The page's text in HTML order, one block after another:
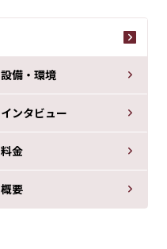
設備・環境
インタビュー
料金
概要